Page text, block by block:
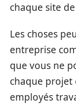
chaque site
Les choses
entreprise
que vous ne
chaque projet
employés